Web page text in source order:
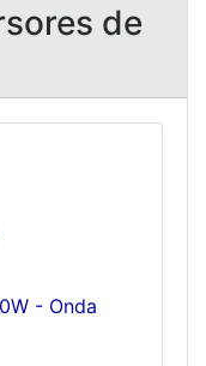
de
- Onda